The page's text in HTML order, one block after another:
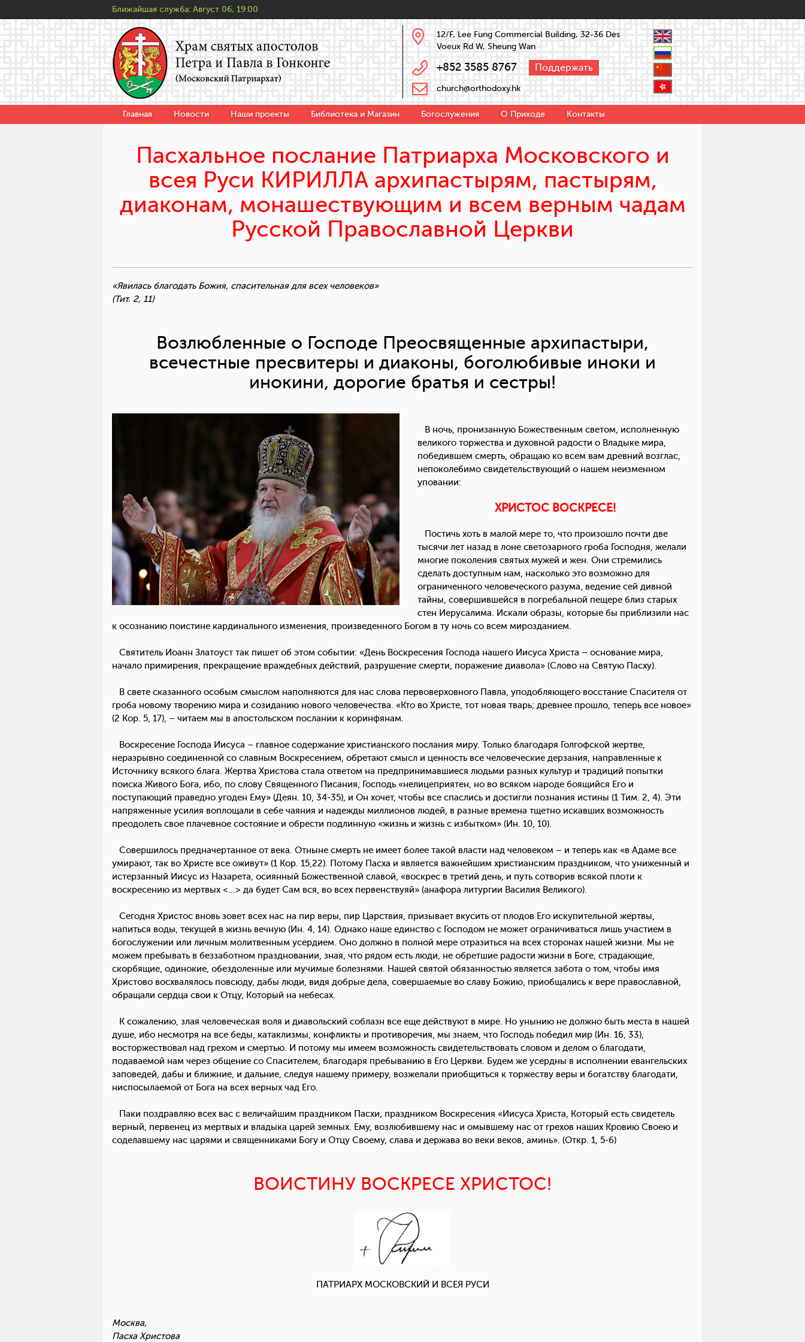
Ближайшая служба: Август 06, 19:00
12/F, Lee Fung Commercial Building, 32-36 Des
Voeux Rd W, Sheung Wan
+852 3585 8767 Поддержать
church@orthodoxy.hk
Главная Новости Наши проекты Библиотека и Магазин Богослужения О Приходе Контакты
Пасхальное послание Патриарха Московского и
всея Руси КИРИЛЛА архипастырям, пастырям,
диаконам, монашествующим и всем верным чадам
Русской Православной Церкви
«Явилась благодать Божия, спасительная для всех человеков»
(Тит. 2, 11)
Возлюбленные о Господе Преосвященные архипастыри,
всечестные пресвитеры и диаконы, боголюбивые иноки и
инокини, дорогие братья и сестры!
В ночь, пронизанную Божественным светом, исполненную
великого торжества и духовной радости о Владыке мира,
победившем смерть, обращаю ко всем вам древний возглас,
непоколебимо свидетельствующий о нашем неизменном
уповании:
ХРИСТОС ВОСКРЕСЕ!
Постичь хоть в малой мере то, что произошло почти две
тысячи лет назад в лоне светозарного гроба Господня, желали
многие поколения святых мужей и жен. Они стремились
сделать доступным нам, насколько это возможно для
ограниченного человеческого разума, ведение сей дивной
тайны, совершившейся в погребальной пещере близ старых
стен Иерусалима. Искали образы, которые бы приблизили нас
к осознанию поистине кардинального изменения, произведенного Богом в ту ночь со всем мирозданием.
Святитель Иоанн Златоуст так пишет об этом событии: «День Воскресения Господа нашего Иисуса Христа – основание мира,
начало примирения, прекращение враждебных действий, разрушение смерти, поражение диавола» (Слово на Святую Пасху).
В свете сказанного особым смыслом наполняются для нас слова первоверховного Павла, уподобляющего восстание Спасителя от
гроба новому творению мира и созиданию нового человечества. «Кто во Христе, тот новая тварь; древнее прошло, теперь все новое»
(2 Кор. 5, 17), – читаем мы в апостольском послании к коринфянам.
Воскресение Господа Иисуса – главное содержание христианского послания миру. Только благодаря Голгофской жертве,
неразрывно соединенной со славным Воскресением, обретают смысл и ценность все человеческие дерзания, направленные к
Источнику всякого блага. Жертва Христова стала ответом на предпринимавшиеся людьми разных культур и традиций попытки
поиска Живого Бога, ибо, по слову Священного Писания, Господь «нелицеприятен, но во всяком народе боящийся Его и
поступающий праведно угоден Ему» (Деян. 10, 34-35), и Он хочет, чтобы все спаслись и достигли познания истины (1 Тим. 2, 4). Эти
напряженные усилия воплощали в себе чаяния и надежды миллионов людей, в разные времена тщетно искавших возможность
преодолеть свое плачевное состояние и обрести подлинную «жизнь и жизнь с избытком» (Ин. 10, 10).
Совершилось предначертанное от века. Отныне смерть не имеет более такой власти над человеком – и теперь как «в Адаме все
умирают, так во Христе все оживут» (1 Кор. 15,22). Потому Пасха и является важнейшим христианским праздником, что униженный и
истерзанный Иисус из Назарета, осиянный Божественной славой, «воскрес в третий день, и путь сотворив всякой плоти к
воскресению из мертвых <...> да будет Сам вся, во всех первенствуяй» (анафора литургии Василия Великого).
Сегодня Христос вновь зовет всех нас на пир веры, пир Царствия, призывает вкусить от плодов Его искупительной жертвы,
напиться воды, текущей в жизнь вечную (Ин. 4, 14). Однако наше единство с Господом не может ограничиваться лишь участием в
богослужении или личным молитвенным усердием. Оно должно в полной мере отразиться на всех сторонах нашей жизни. Мы не
можем пребывать в беззаботном праздновании, зная, что рядом есть люди, не обретшие радости жизни в Боге, страдающие,
скорбящие, одинокие, обездоленные или мучимые болезнями. Нашей святой обязанностью является забота о том, чтобы имя
Христово восхвалялось повсюду, дабы люди, видя добрые дела, совершаемые во славу Божию, приобщались к вере православной,
обращали сердца свои к Отцу, Который на небесах.
К сожалению, злая человеческая воля и диавольский соблазн все еще действуют в мире. Но унынию не должно быть места в нашей
душе, ибо несмотря на все беды, катаклизмы, конфликты и противоречия, мы знаем, что Господь победил мир (Ин. 16, 33),
восторжествовал над грехом и смертью. И потому мы имеем возможность свидетельствовать словом и делом о благодати,
подаваемой нам через общение со Спасителем, благодаря пребыванию в Его Церкви. Будем же усердны в исполнении евангельских
заповедей, дабы и ближние, и дальние, следуя нашему примеру, возжелали приобщиться к торжеству веры и богатству благодати,
ниспосылаемой от Бога на всех верных чад Его.
Паки поздравляю всех вас с величайшим праздником Пасхи, праздником Воскресения «Иисуса Христа, Который есть свидетель
верный, первенец из мертвых и владыка царей земных. Ему, возлюбившему нас и омывшему нас от грехов наших Кровию Своею и
соделавшему нас царями и священниками Богу и Отцу Своему, слава и держава во веки веков, аминь». (Откр. 1, 5-6)
ВОИСТИНУ ВОСКРЕСЕ ХРИСТОС!
ПАТРИАРХ МОСКОВСКИЙ И ВСЕЯ РУСИ
Москва,
Пасха Христова